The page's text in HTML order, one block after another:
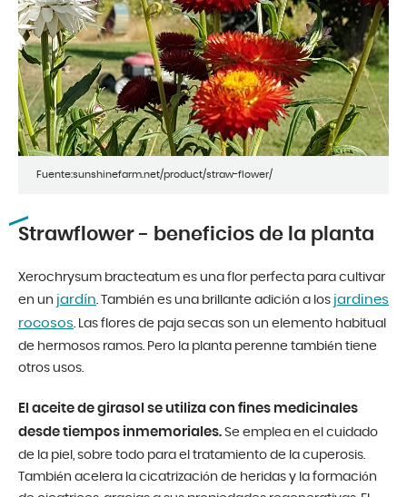
Fuente:sunshinefarm.net/product/straw-flower/
Strawflower - beneficios de la planta
Xerochrysum bracteatum es una flor perfecta para cultivar
en un jardín . También es una brillante adición a los jardines
rocosos . Las flores de paja secas son un elemento habitual
de hermosos ramos. Pero la planta perenne también tiene
otros usos.
El aceite de girasol se utiliza con fines medicinales
desde tiempos inmemoriales. Se emplea en el cuidado
de la piel, sobre todo para el tratamiento de la cuperosis.
También acelera la cicatrización de heridas y la formación